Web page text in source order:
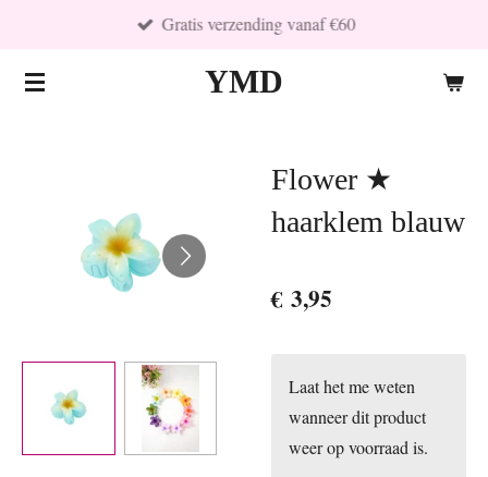
naar
YMD
Gratis verzending vanaf €60
Flower ★
haarklem blauw
€ 3,95
Laat het me weten
wanneer dit product
weer op voorraad is.